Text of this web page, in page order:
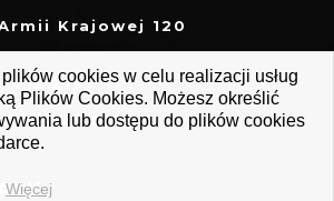
Krajowej 120
415 219cookies w celu realizacji usług
Plików Cookies. Możesz określić
lub dostępu do plików cookies
Więcej